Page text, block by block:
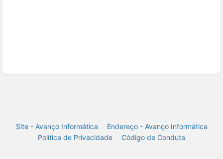
Site - Avanço Informática
Endereço - Avanço Informática
Política de Privacidade
Código de Conduta